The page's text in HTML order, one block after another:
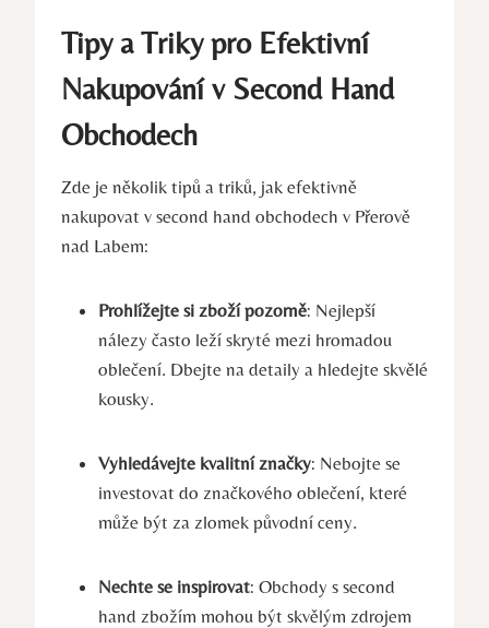
Tipy a Triky pro Efektivní
Nakupování v Second Hand
Obchodech
Zde je několik tipů a triků, jak efektivně
nakupovat v second hand obchodech v Přerově
nad Labem:
Prohlížejte si zboží pozorně: Nejlepší
nálezy často leží skryté mezi hromadou
oblečení. Dbejte na detaily a hledejte skvělé
kousky.
Vyhledávejte kvalitní značky: Nebojte se
investovat do značkového oblečení, které
může být za zlomek původní ceny.
Nechte se inspirovat: Obchody s second
hand zbožím mohou být skvělým zdrojem